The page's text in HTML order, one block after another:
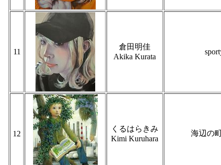
11
倉田明佳
Akika Kurata
12
くるはらきみ
Kimi Kuruhara
海辺の